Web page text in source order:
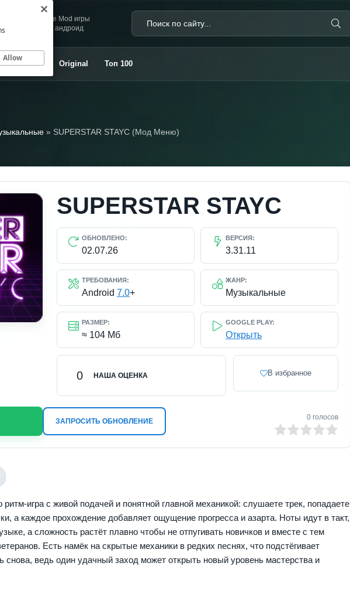
любимые Mod игры
для андроид
Original Топ 100
» SUPERSTAR STAYC (Мод Меню)
SUPERSTAR STAYC
ОБНОВЛЕНО:
02.07.26
ВЕРСИЯ:
3.31.11
ТРЕБОВАНИЯ:
Android 7.0+
ЖАНР:
Музыкальные
РАЗМЕР:
≈ 104 Мб
GOOGLE PLAY:
Открыть
НАША ОЦЕНКА
0 В избранное
ЗАПРОСИТЬ ОБНОВЛЕНИЕ 0 голосов
ритм‑игра с живой подачей и понятной главной механикой: слушаете трек, попадаете
а каждое прохождение добавляет ощущение прогресса и азарта. Ноты идут в такт,
а сложность растёт плавно чтобы не отпугивать новичков и вместе с тем
Есть намёк на скрытые механики в редких песнях, что подстёгивает
снова, ведь один удачный заход может открыть новый уровень мастерства и
Allow